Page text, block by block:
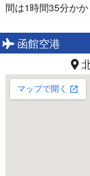
間は1時間35分かか
函館空港